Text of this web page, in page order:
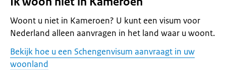
Woont u niet in Kameroen? U kunt een visum voor
Nederland alleen aanvragen in het land waar u woont.
Bekijk hoe u een Schengenvisum aanvraagt in uw
woonland